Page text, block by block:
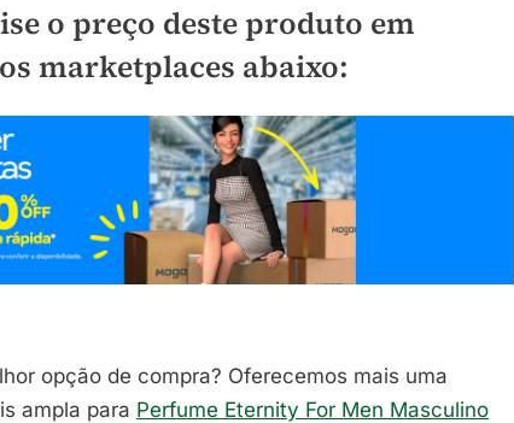
o preço deste produto em
marketplaces abaixo:
opção de compra? Oferecemos mais uma
ampla para Perfume Eternity For Men Masculino